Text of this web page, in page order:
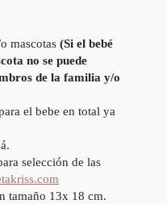
mascotas(Si el bebé
no se puede
de la familia y/o
el bebe en total ya
selección de las
tamaño 13x 18 cm.